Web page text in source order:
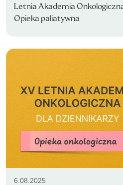
Letnia Akademia
Opieka paliatywna
6.08.2025